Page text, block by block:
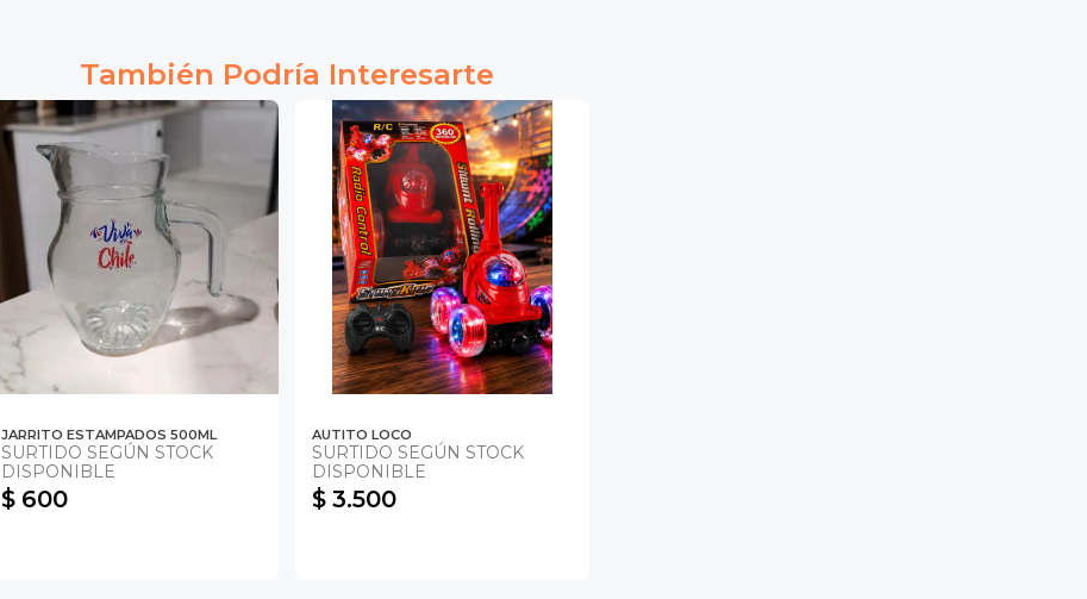
También Podría Interesarte
JARRITO ESTAMPADOS 500ML
SURTIDO SEGÚN STOCK
DISPONIBLE
$ 600
AUTITO LOCO
SURTIDO SEGÚN STOCK
DISPONIBLE
$ 3.500